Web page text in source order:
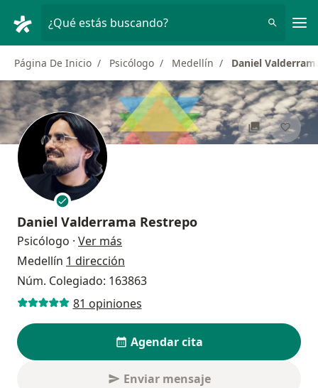
¿Qué estás buscando?
Página De Inicio Psicólogo Medellín Daniel
Daniel Valderrama Restrepo
Psicólogo · Ver más
Medellín 1 dirección
Núm. Colegiado: 163863
81 opiniones
Agendar cita
Enviar mensaje